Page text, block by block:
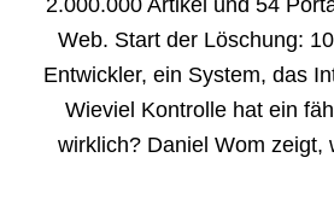
Web. Start der Löschung:
Entwickler, ein System, das
Wieviel Kontrolle hat ein
wirklich? Daniel Wom zeigt,